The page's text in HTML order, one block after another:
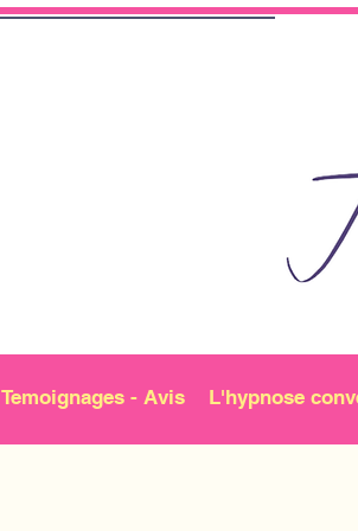
Temoignages - Avis L'hypnose